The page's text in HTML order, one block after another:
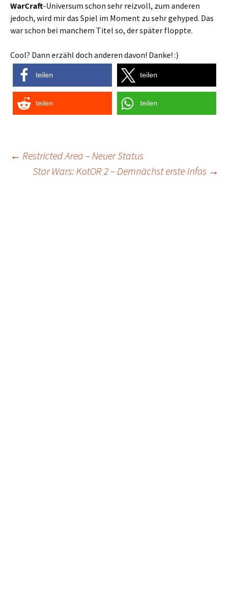
WarCraft-Universum schon sehr reizvoll, zum anderen
jedoch, wird mir das Spiel im Moment zu sehr gehyped. Das
war schon bei manchem Titel so, der später floppte.
Cool? Dann erzähl doch anderen davon! Danke! :)
teilen teilen
teilen teilen
Post
← Restricted Area – Neuer Status
Star Wars: KotOR 2 – Demnächst erste Infos →